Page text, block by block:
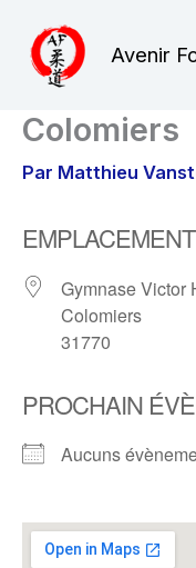
contenu
Avenir
Colomiers
Par Matthieu
EMPLACEMENT
Gymnase Victor
Colomiers
31770
PROCHAIN
Aucuns